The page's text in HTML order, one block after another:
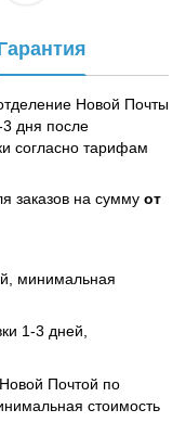
Новой Почты
3 дня после
согласно тарифам
заказов на сумму от
минимальная
1-3 дней,
Почтой по
стоимость